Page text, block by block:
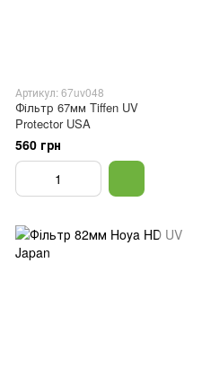
Артикул: 67uv048
Фільтр 67мм Tiffen UV
Protector USA
560 грн